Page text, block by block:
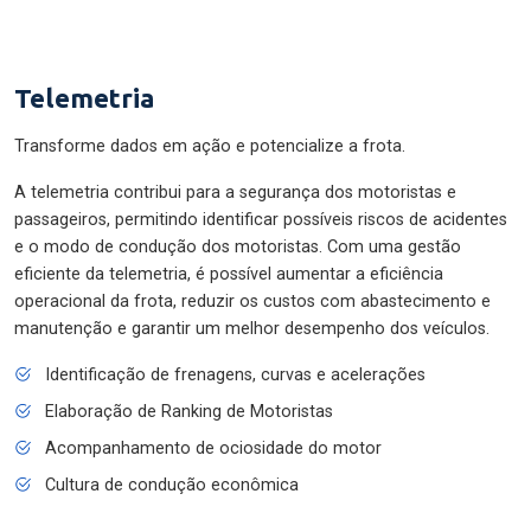
Telemetria
Transforme dados em ação e potencialize a frota.
A telemetria contribui para a segurança dos motoristas e
passageiros, permitindo identificar possíveis riscos de acidentes
e o modo de condução dos motoristas. Com uma gestão
eficiente da telemetria, é possível aumentar a eficiência
operacional da frota, reduzir os custos com abastecimento e
manutenção e garantir um melhor desempenho dos veículos.
Identificação de frenagens, curvas e acelerações
Elaboração de Ranking de Motoristas
Acompanhamento de ociosidade do motor
Cultura de condução econômica